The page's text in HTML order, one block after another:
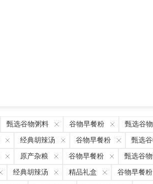
甄选谷物粥料 谷物早餐粉 甄选谷
经典胡辣汤 谷物早餐粉 甄选
原产杂粮 谷物早餐粉 甄选谷
经典胡辣汤 精品礼盒 谷物早餐粉